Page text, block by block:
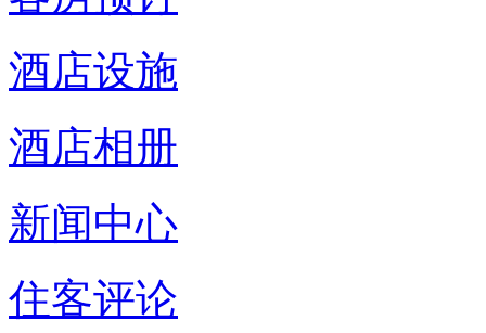
酒店设施
酒店相册
新闻中心
住客评论